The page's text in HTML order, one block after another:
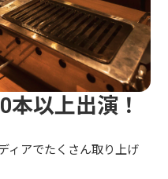
以上出演！
ィアでたくさん取り上げ